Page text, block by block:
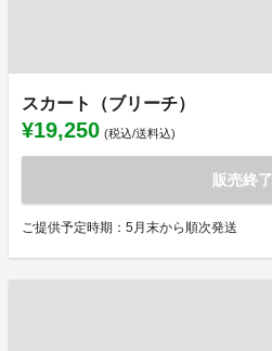
スカート（ブリーチ）
¥19,250 (税込/送料込)
販売終了
ご提供予定時期：5月末から順次発送